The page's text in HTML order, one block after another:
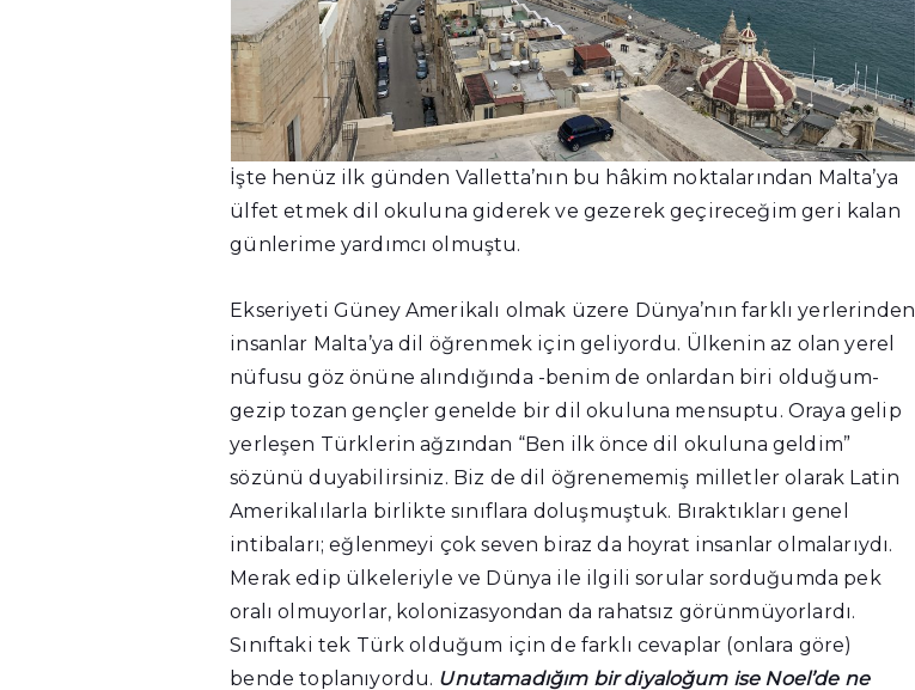
İşte henüz ilk günden Valletta’nın bu hâkim noktalarından Malta’ya
ülfet etmek dil okuluna giderek ve gezerek geçireceğim geri kalan
günlerime yardımcı olmuştu.
Ekseriyeti Güney Amerikalı olmak üzere Dünya’nın farklı yerlerinden
insanlar Malta’ya dil öğrenmek için geliyordu. Ülkenin az olan yerel
nüfusu göz önüne alındığında -benim de onlardan biri olduğum-
gezip tozan gençler genelde bir dil okuluna mensuptu. Oraya gelip
yerleşen Türklerin ağzından “Ben ilk önce dil okuluna geldim”
sözünü duyabilirsiniz. Biz de dil öğrenememiş milletler olarak Latin
Amerikalılarla birlikte sınıflara doluşmuştuk. Bıraktıkları genel
intibaları; eğlenmeyi çok seven biraz da hoyrat insanlar olmalarıydı.
Merak edip ülkeleriyle ve Dünya ile ilgili sorular sorduğumda pek
oralı olmuyorlar, kolonizasyondan da rahatsız görünmüyorlardı.
Sınıftaki tek Türk olduğum için de farklı cevaplar (onlara göre)
bende toplanıyordu. Unutamadığım bir diyaloğum ise Noel’de ne